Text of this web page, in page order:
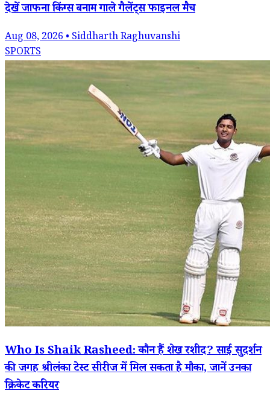
देखें जाफना किंग्स बनाम गाले गैलेंट्स फाइनल मैच
Aug 08, 2026 • Siddharth Raghuvanshi
SPORTS
Who Is Shaik Rasheed: कौन हैं शेख रशीद? साई सुदर्शन
की जगह श्रीलंका टेस्ट सीरीज में मिल सकता है मौका, जानें उनका
क्रिकेट करियर